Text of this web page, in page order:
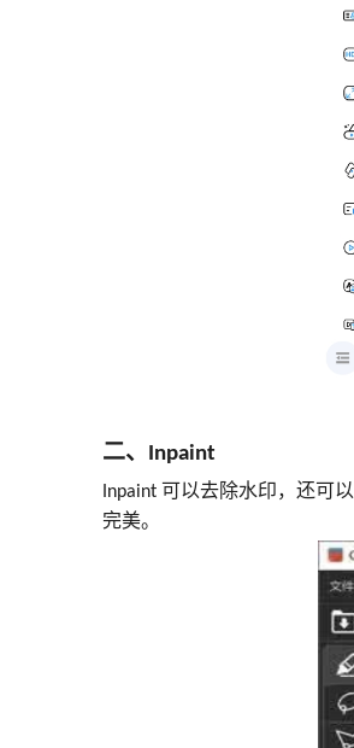
二、 Inpaint
Inpaint 可以去除水印，还可以
完美。